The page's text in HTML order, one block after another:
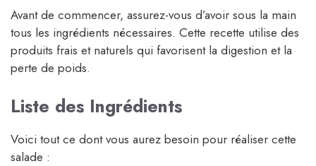
Avant de commencer, assurez-vous d’avoir sous la main
tous les ingrédients nécessaires. Cette recette utilise des
produits frais et naturels qui favorisent la digestion et la
perte de poids.
Liste des Ingrédients
Voici tout ce dont vous aurez besoin pour réaliser cette
salade :